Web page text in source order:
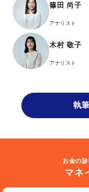
篠田 尚子
アナリスト
木村 敬子
アナリスト
執
お金の
マネ